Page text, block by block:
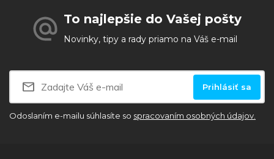
To najlepšie do Vašej pošty
Novinky, tipy a rady priamo na Váš e-mail
Prihlásiť sa
Odoslaním e-mailu súhlasíte so spracovaním osobných údajov.